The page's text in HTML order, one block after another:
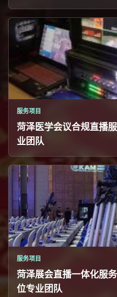
服务项目
菏泽医学会议合规直播
业团队
服务项目
菏泽展会直播一体化服
位专业团队